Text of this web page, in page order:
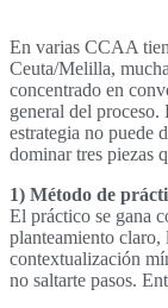
En varias CCAA
Ceuta/Melilla,
concentrado en
general del proceso.
estrategia no puede
dominar tres piezas
1) Método de
El práctico se gana
planteamiento claro,
contextualización
no saltarte pasos.